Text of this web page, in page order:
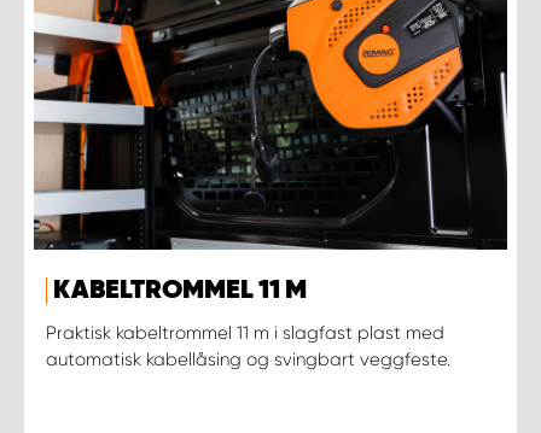
KABELTROMMEL 11 M
Praktisk kabeltrommel 11 m i slagfast plast med
automatisk kabellåsing og svingbart veggfeste.